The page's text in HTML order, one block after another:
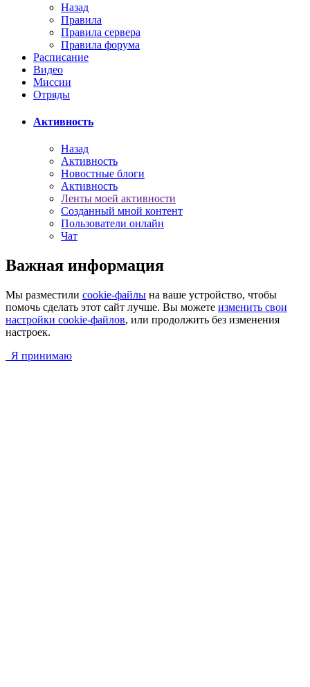
Назад
Правила
Правила сервера
Правила форума
Расписание
Видео
Миссии
Отряды
Активность
Назад
Активность
Новостные блоги
Активность
Ленты моей активности
Созданный мной контент
Пользователи онлайн
Чат
Важная информация
Мы разместили cookie-файлы на ваше устройство, чтобы
помочь сделать этот сайт лучше. Вы можете изменить свои
настройки cookie-файлов, или продолжить без изменения
настроек.
Я принимаю